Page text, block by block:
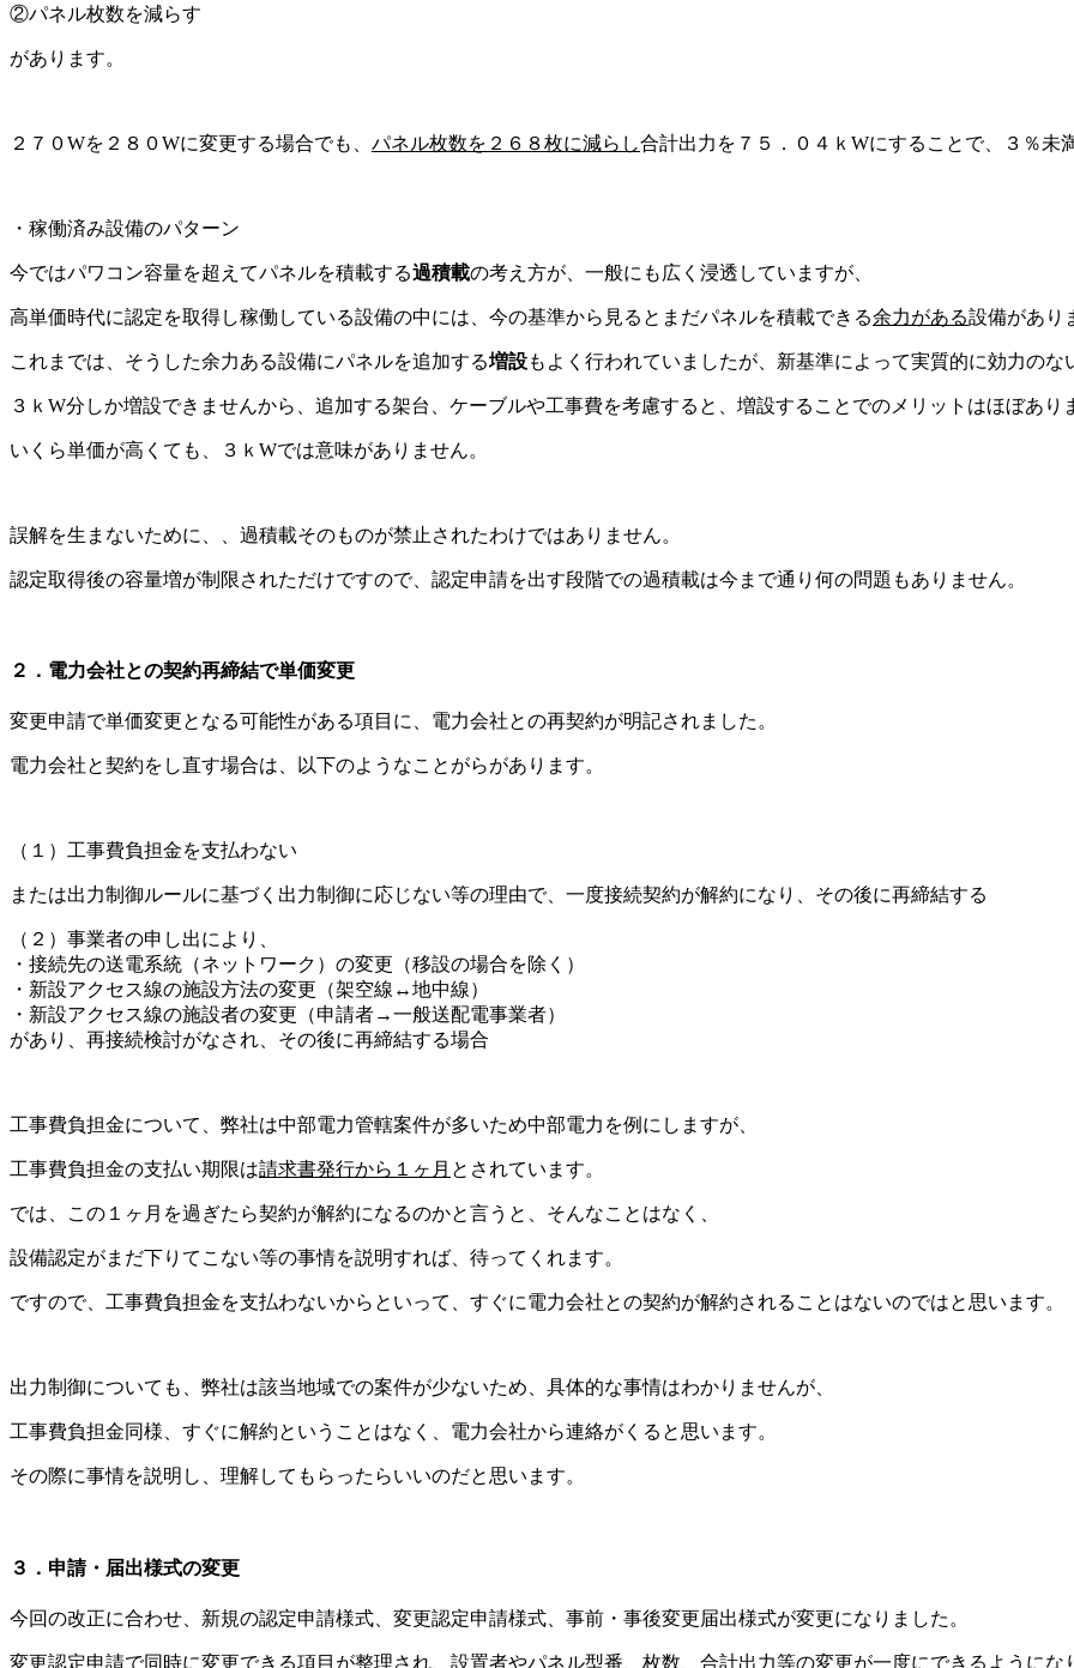
②パネル枚数を減らす
があります。
２７０Wを２８０Wに変更する場合でも、 パネル枚数を２６８枚に減らし合計出力を７５．０４ｋWにすることで、３％未
・稼働済み設備のパターン
今ではパワコン容量を超えてパネルを積載する過積載の考え方が、一般にも広く浸透していますが、
高単価時代に認定を取得し稼働している設備の中には、今の基準から見るとまだパネルを積載できる余力がある設備があり
これまでは、そうした余力ある設備にパネルを追加する増設もよく行われていましたが、新基準によって実質的に効力のな
３ｋW分しか増設できませんから、追加する架台、ケーブルや工事費を考慮すると、増設することでのメリットはほぼあり
いくら単価が高くても、３ｋWでは意味がありません。
誤解を生まないために、、過積載そのものが禁止されたわけではありません。
認定取得後の容量増が制限されただけですので、認定申請を出す段階での過積載は今まで通り何の問題もありません。
２．電力会社との契約再締結で単価変更
変更申請で単価変更となる可能性がある項目に、電力会社との再契約が明記されました。
電力会社と契約をし直す場合は、以下のようなことがらがあります。
（１）工事費負担金を支払わない
または出力制御ルールに基づく出力制御に応じない等の理由で、一度接続契約が解約になり、その後に再締結する
（２）事業者の申し出により、
・接続先の送電系統（ネットワーク）の変更（移設の場合を除く）
・新設アクセス線の施設方法の変更（架空線↔地中線）
・新設アクセス線の施設者の変更（申請者→一般送配電事業者）
があり、再接続検討がなされ、その後に再締結する場合
工事費負担金について、弊社は中部電力管轄案件が多いため中部電力を例にしますが、
工事費負担金の支払い期限は請求書発行から１ヶ月 とされています。
では、この１ヶ月を過ぎたら契約が解約になるのかと言うと、そんなことはなく、
設備認定がまだ下りてこない等の事情を説明すれば、待ってくれます。
ですので、工事費負担金を支払わないからといって、すぐに電力会社との契約が解約されることはないのではと思います。
出力制御についても、弊社は該当地域での案件が少ないため、具体的な事情はわかりませんが、
工事費負担金同様、すぐに解約ということはなく、電力会社から連絡がくると思います。
その際に事情を説明し、理解してもらったらいいのだと思います。
３．申請・届出様式の変更
今回の改正に合わせ、新規の認定申請様式、変更認定申請様式、事前・事後変更届出様式が変更になりました。
変更認定申請で同時に変更できる項目が整理され、設置者やパネル型番、枚数、合計出力等の変更が一度にできるようにな